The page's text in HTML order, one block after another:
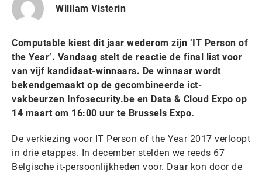
William Visterin
Computable kiest dit jaar wederom zijn ‘IT Person of
the Year’. Vandaag stelt de reactie de final list voor
van vijf kandidaat-winnaars. De winnaar wordt
bekendgemaakt op de gecombineerde ict-
vakbeurzen Infosecurity.be en Data & Cloud Expo op
14 maart om 16:00 uur te Brussels Expo.
De verkiezing voor IT Person of the Year 2017 verloopt
in drie etappes. In december stelden we reeds 67
Belgische it-persoonlijkheden voor. Daar kon door de